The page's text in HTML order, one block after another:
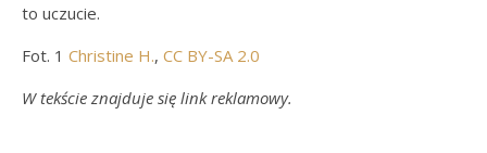
to uczucie.
Fot. 1 Christine H., CC BY-SA 2.0
W tekście znajduje się link reklamowy.